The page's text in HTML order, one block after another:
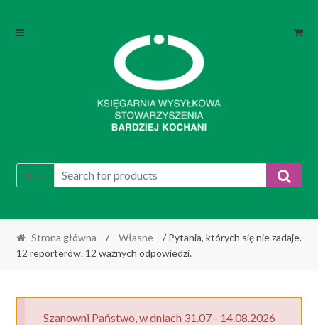
Skip
Skip
All
Strona główna / Własne
/ Pytania, których się nie zadaje.
12 reporterów. 12 ważnych odpowiedzi.
Szanowni Państwo, w dniach 31.07 - 14.08.2026